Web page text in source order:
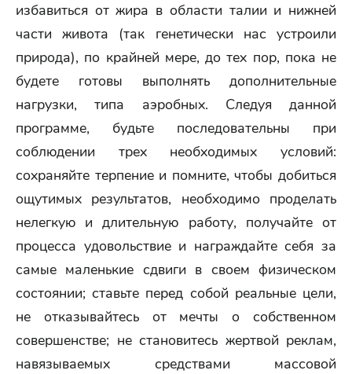
избавиться от жира в области талии и нижней
части живота (так генетически нас устроили
природа), по крайней мере, до тех пор, пока не
будете готовы выполнять дополнительные
нагрузки, типа аэробных. Следуя данной
программе, будьте последовательны при
соблюдении трех необходимых условий:
сохраняйте терпение и помните, чтобы добиться
ощутимых результатов, необходимо проделать
нелегкую и длительную работу, получайте от
процесса удовольствие и награждайте себя за
самые маленькие сдвиги в своем физическом
состоянии; ставьте перед собой реальные цели,
не отказывайтесь от мечты о собственном
совершенстве; не становитесь жертвой реклам,
навязываемых средствами массовой